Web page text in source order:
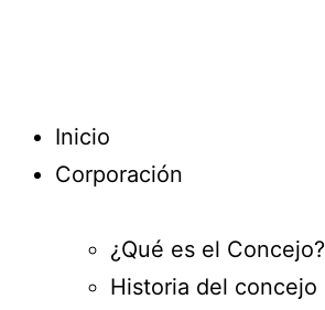
Inicio
Corporación
¿Qué es el Concejo?
Historia del concejo